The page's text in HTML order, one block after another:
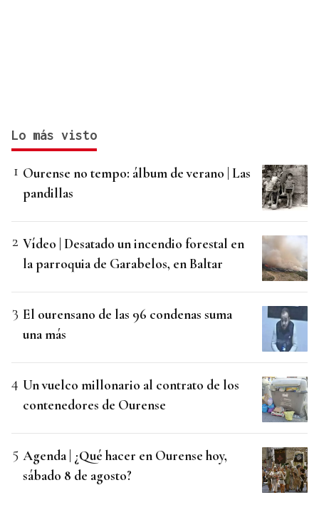
Lo más visto
Ourense no tempo: álbum de verano | Las
pandillas
Vídeo | Desatado un incendio forestal en
la parroquia de Garabelos, en Baltar
El ourensano de las 96 condenas suma
una más
Un vuelco millonario al contrato de los
contenedores de Ourense
Agenda | ¿Qué hacer en Ourense hoy,
sábado 8 de agosto?